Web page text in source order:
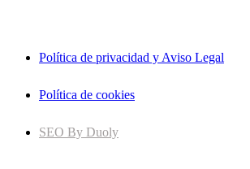
Política de privacidad y Aviso Legal
Política de cookies
SEO By Duoly